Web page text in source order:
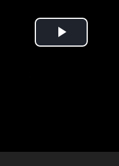
Esita